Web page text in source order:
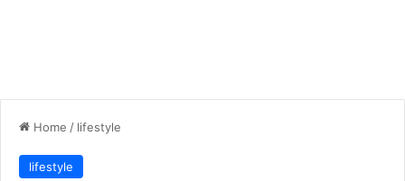
Home / lifestyle
lifestyle